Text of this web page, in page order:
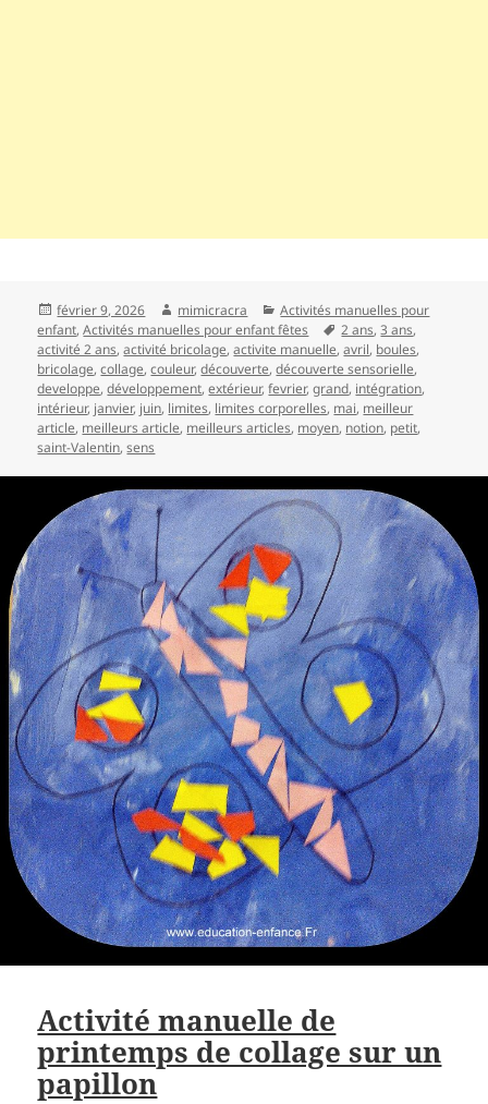
Publié
le
février 9, 2026 Auteur
mimicracra Catégories
Activités manuelles pour
enfant,Activités manuelles pour enfant fêtes
Mots-
clés
2 ans,3 ans,
activité 2 ans,activité bricolage,activite manuelle,avril, boules,
bricolage,collage,couleur,découverte,découverte sensorielle,
developpe,développement,extérieur,fevrier,grand, intégration,
intérieur, janvier, juin, limites, limites corporelles, mai, meilleur
article, meilleurs article, meilleurs articles, moyen, notion, petit,
saint-Valentin,sens
Activité manuelle de
printemps de collage sur un
papillon